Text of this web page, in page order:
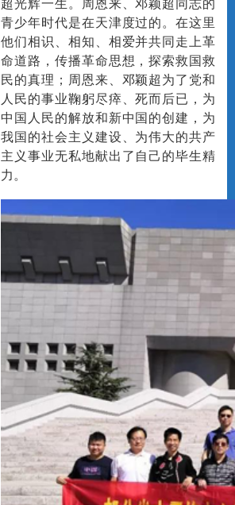
超光辉一生。周恩来、邓颖超同志的
青少年时代是在天津度过的。在这里
他们相识、相知、相爱并共同走上革
命道路，传播革命思想，探索救国救
民的真理；周恩来、邓颖超为了党和
人民的事业鞠躬尽瘁、死而后已，为
中国人民的解放和新中国的创建，为
我国的社会主义建设、为伟大的共产
主义事业无私地献出了自己的毕生精
力。